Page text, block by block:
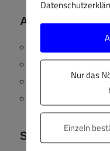
Anmelden
Anmelden
Eintrags-Feed
Kommentar-Feed
WordPress.org
Soziale
Nur das
Einzeln